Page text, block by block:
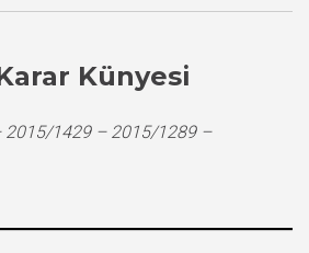
Künyesi
2015/1429 – 2015/1289 –